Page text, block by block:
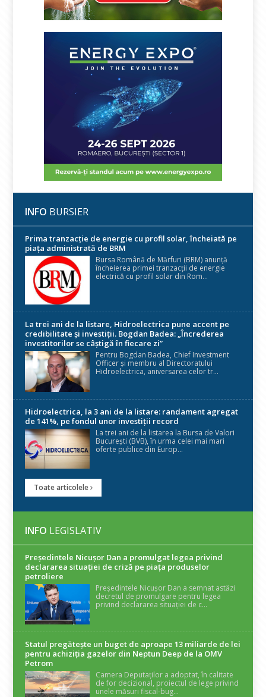
INFO BURSIER
Prima tranzacție de energie cu profil solar, încheiată pe
piața administrată de BRM
Bursa Română de Mărfuri (BRM) anunță
încheierea primei tranzacții de energie
electrică cu profil solar din Rom...
La trei ani de la listare, Hidroelectrica pune accent pe
credibilitate și investiții. Bogdan Badea: „Încrederea
investitorilor se câștigă în fiecare zi”
Pentru Bogdan Badea, Chief Investment
Officer și membru al Directoratului
Hidroelectrica, aniversarea celor tr...
Hidroelectrica, la 3 ani de la listare: randament agregat
de 141%, pe fondul unor investiții record
La trei ani de la listarea la Bursa de Valori
București (BVB), în urma celei mai mari
oferte publice din Europ...
Toate articolele
INFO LEGISLATIV
Președintele Nicuşor Dan a promulgat legea privind
declararea situaţiei de criză pe piaţa produselor
petroliere
Președintele Nicușor Dan a semnat astăzi
decretul de promulgare pentru legea
privind declararea situației de c...
Statul pregătește un buget de aproape 13 miliarde de lei
pentru achiziția gazelor din Neptun Deep de la OMV
Petrom
Camera Deputaților a adoptat, în calitate
de for decizional, proiectul de lege privind
unele măsuri fiscal-bug...